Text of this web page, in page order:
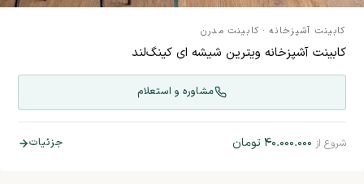
کابینت آشپزخانه· کابینت مدرن
کابینت آشپزخانه ویترین شیشه ای کینگ‌لند
مشاوره و استعلام
شروع از ۴۰.۰۰۰.۰۰۰ تومان جزئیات